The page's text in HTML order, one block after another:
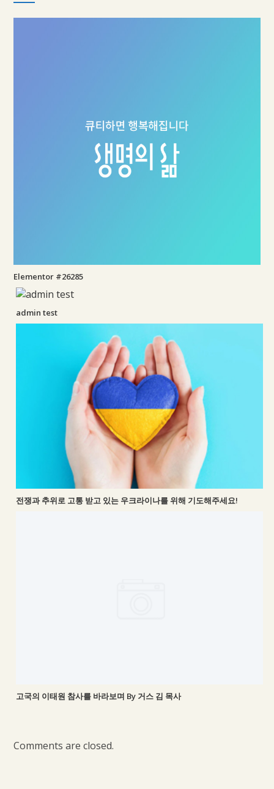
Elementor #26285
admin test
전쟁과 추위로 고통 받고 있는 우크라이나를 위해 기도해주세요!
고국의 이태원 참사를 바라보며 By 거스 김 목사
Comments are closed.